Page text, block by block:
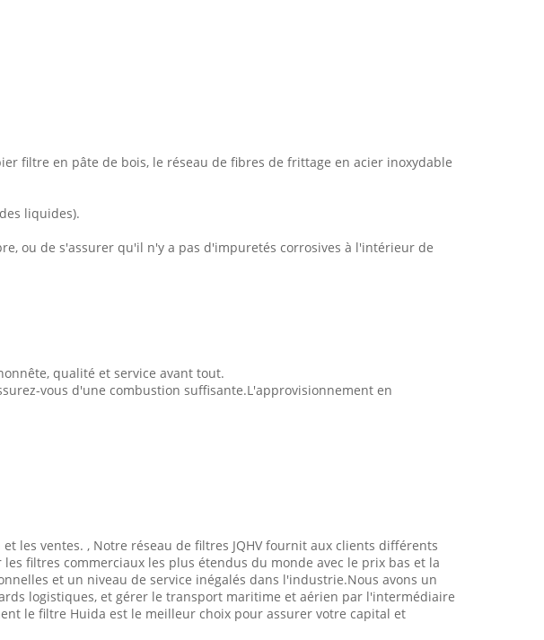
filtre en pâte de bois, le réseau de fibres de frittage en acier inoxydable
liquides).
ou de s'assurer qu'il n'y a pas d'impuretés corrosives à l'intérieur de
qualité et service avant tout.
vous d'une combustion suffisante.L'approvisionnement en
les ventes. , Notre réseau de filtres JQHV fournit aux clients différents
filtres commerciaux les plus étendus du monde avec le prix bas et la
et un niveau de service inégalés dans l'industrie.Nous avons un
logistiques, et gérer le transport maritime et aérien par l'intermédiaire
le filtre Huida est le meilleur choix pour assurer votre capital et